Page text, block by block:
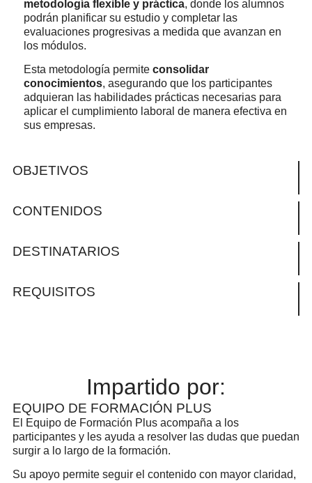
OBJETIVOS
CONTENIDOS
DESTINATARIOS
REQUISITOS
metodología flexible y práctica, donde los alumnos
podrán planificar su estudio y completar las
evaluaciones progresivas a medida que avanzan en
los módulos.
Esta metodología permiteconsolidar
conocimientos, asegurando que los participantes
adquieran las habilidades prácticas necesarias para
aplicar el cumplimiento laboral de manera efectiva en
sus empresas.
Impartido por:
EQUIPO DE FORMACIÓN PLUS
El Equipo de Formación Plus acompaña a los
participantes y les ayuda a resolver las dudas que puedan
surgir a lo largo de la formación.
Su apoyo permite seguir el contenido con mayor claridad,